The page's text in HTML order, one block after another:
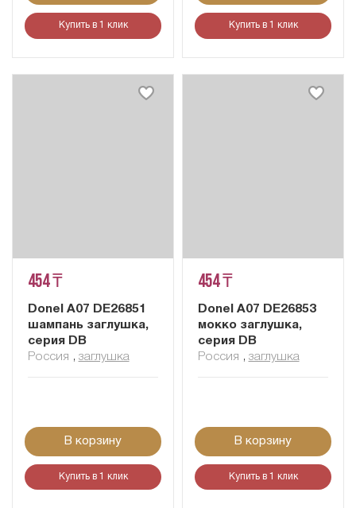
Купить в 1 клик Купить в 1 клик
454 ₸
Donel A07 DE26851
шампань заглушка,
серия DB
Россия , заглушка
В корзину
Купить в 1 клик
454 ₸
Donel A07 DE26853
мокко заглушка,
серия DB
Россия , заглушка
В корзину
Купить в 1 клик